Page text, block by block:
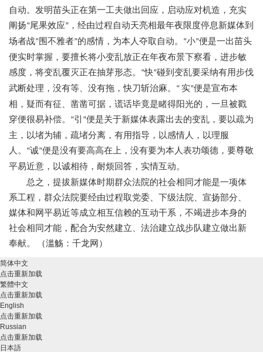
自动。发明苗头正在第一工夫做出回应，启动应对机造，充实
阐扬“ 尾果效应” ，经由过程自动天亮相最年夜限度停息新媒体到
场者战“ 围不雅者”的感情，为本人夺取自动。 “小”便是一出苗头
便实时掌握，要擅长将小变乱放正在年夜布景下察看，进步敏
感度，将变乱覆灭正在抽芽形态。 “快”碰到变乱要采纳有用步伐
武断处理，没有等、没有拖，快刀斩治麻。 “ 实”便是宣布本
相，疑而有征、凿凿可据，谎话毕竟是睹得阳光的，一旦被戳
穿便很易补偿。 “引 ”便是关于新媒体表露出去的变乱，要以疏为
主，以堵为辅，疏堵分离，有用指导，以感情人，以理服
人。 “诚”便是没有要高高在上，没有要为本人表功颂德，要尊敬
平易近意，以诚相待，耐烦回答，实情互动。
总之，提拔新媒体时期群众法院的社会相同才能是一项体
系工程，群众法院要经由过程取党委、下级法院、宣扬部分、
媒体和网平易近等成立相互信赖的互动干系，不竭进步本身的
社会相同才能，配合为安然建立、法治建立战步队建立做出新
奉献。
（滥觞：千龙网）
简体中文
点击重新加载
繁體中文
点击重新加载
English
点击重新加载
Russian
点击重新加载
日本語